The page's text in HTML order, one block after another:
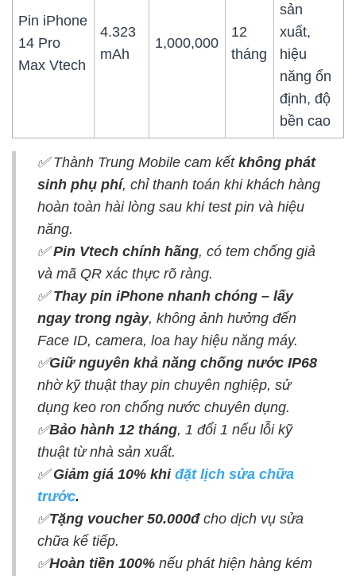
Pin iPhone
14 Pro
Max Vtech
4.323
mAh
1,000,000
12
tháng
sản
xuất,
hiệu
năng ổn
định, độ
bền cao
✅Thành Trung Mobile cam kết không phát
sinh phụ phí, chỉ thanh toán khi khách hàng
hoàn toàn hài lòng sau khi test pin và hiệu
năng.
✅ Pin Vtech chính hãng, có tem chống giả
và mã QR xác thực rõ ràng.
✅ Thay pin iPhone nhanh chóng – lấy
ngay trong ngày, không ảnh hưởng đến
Face ID, camera, loa hay hiệu năng máy.
✅Giữ nguyên khả năng chống nước IP68
nhờ kỹ thuật thay pin chuyên nghiệp, sử
dụng keo ron chống nước chuyên dụng.
✅Bảo hành 12 tháng, 1 đổi 1 nếu lỗi kỹ
thuật từ nhà sản xuất.
✅ Giảm giá 10% khi đặt lịch sửa chữa
trước.
✅Tặng voucher 50.000đcho dịch vụ sửa
chữa kế tiếp.
✅Hoàn tiền 100% nếu phát hiện hàng kém